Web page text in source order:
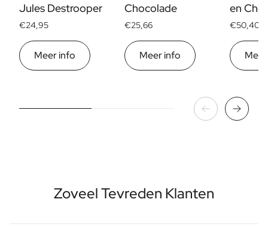
Jules Destrooper
€24,95
Meer info
Chocolade
€25,66
Meer info
en
€50,40
Zoveel Tevreden Klanten